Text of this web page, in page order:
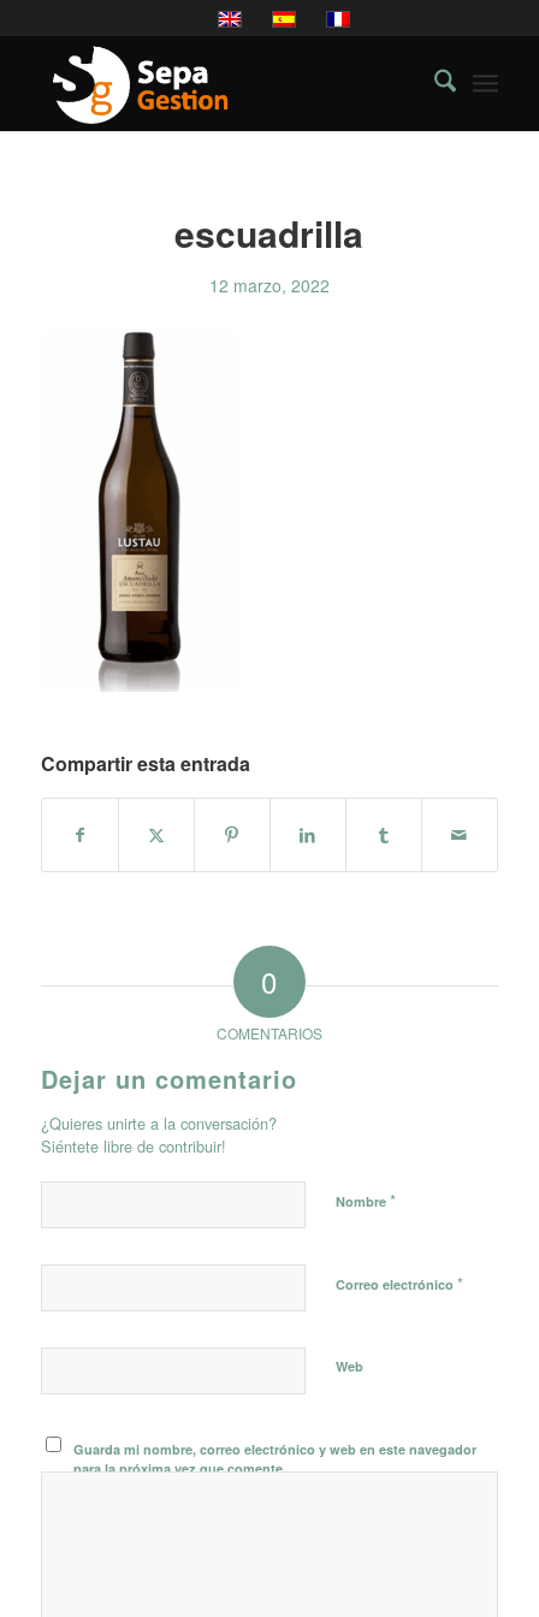
escuadrilla
12 marzo, 2022
Compartir esta entrada
0
COMENTARIOS
Dejar un comentario
¿Quieres unirte a la conversación?
Siéntete libre de contribuir!
Nombre *
Correo electrónico *
Web
Guarda mi nombre, correo electrónico y web en este navegador
para la próxima vez que comente.